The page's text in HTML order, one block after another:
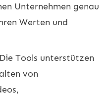
Unternehmen genau
Werten und
Die Tools unterstützen
von